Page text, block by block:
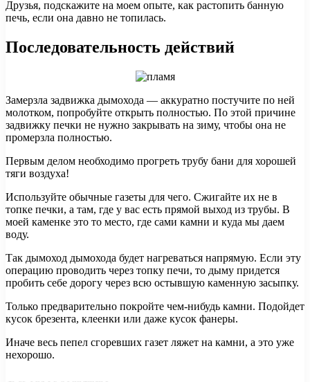
Друзья, подскажите на моем опыте, как растопить банную
печь, если она давно не топилась.
Последовательность действий
Замерзла задвижка дымохода — аккуратно постучите по ней
молотком, попробуйте открыть полностью. По этой причине
задвижку печки не нужно закрывать на зиму, чтобы она не
промерзла полностью.
Первым делом необходимо прогреть трубу бани для хорошей
тяги воздуха!
Используйте обычные газеты для чего. Сжигайте их не в
топке печки, а там, где у вас есть прямой выход из трубы. В
моей каменке это то место, где сами камни и куда мы даем
воду.
Так дымоход дымохода будет нагреваться напрямую. Если эту
операцию проводить через топку печи, то дыму придется
пробить себе дорогу через всю остывшую каменную засыпку.
Только предварительно покройте чем-нибудь камни. Подойдет
кусок брезента, клеенки или даже кусок фанеры.
Иначе весь пепел сгоревших газет ляжет на камни, а это уже
нехорошо.